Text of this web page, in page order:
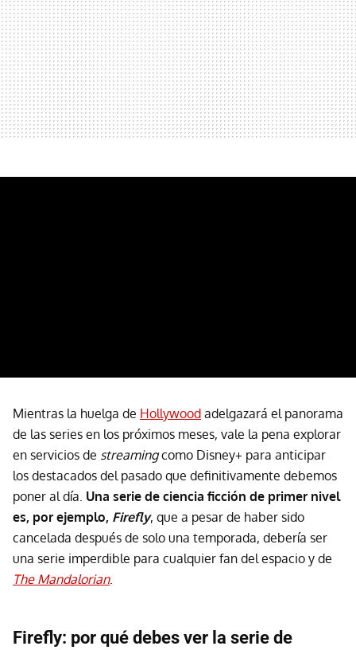
Mientras la huelga de Hollywood adelgazará el panorama
de las series en los próximos meses, vale la pena explorar
en servicios de streamingcomo Disney+ para anticipar
los destacados del pasado que definitivamente debemos
poner al día. Una serie de ciencia ficción de primer nivel
es, por ejemplo, Firefly, que a pesar de haber sido
cancelada después de solo una temporada, debería ser
una serie imperdible para cualquier fan del espacio y de
The Mandalorian.
Firefly: por qué debes ver la serie de